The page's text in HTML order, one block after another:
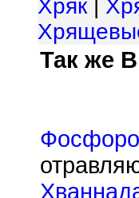
Хряк |
Так же